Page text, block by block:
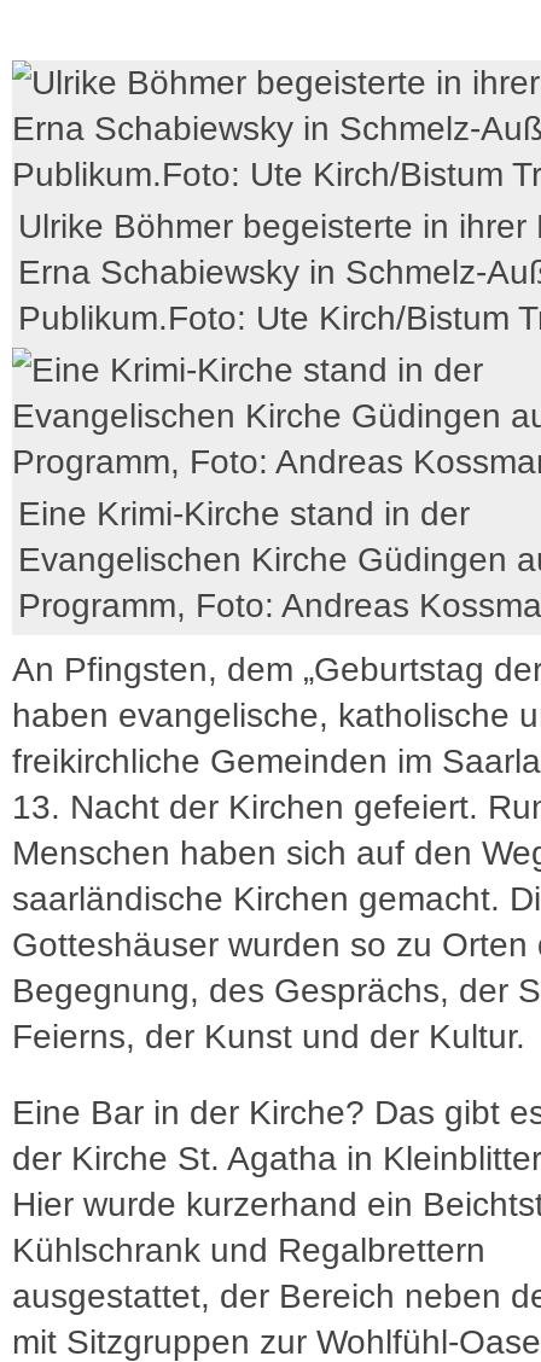
Ulrike Böhmer begeisterte in ihrer
Erna Schabiewsky in Schmelz-
Publikum.Foto: Ute Kirch/Bistum
Eine Krimi-Kirche stand in der
Evangelischen Kirche Güdingen
Programm, Foto: Andreas
An Pfingsten, dem „Geburtstag
haben evangelische, katholische
freikirchliche Gemeinden im
13. Nacht der Kirchen gefeiert.
Menschen haben sich auf den
saarländische Kirchen gemacht.
Gotteshäuser wurden so zu Orten
Begegnung, des Gesprächs, der
Feierns, der Kunst und der Kultur.
Eine Bar in der Kirche? Das gibt
der Kirche St. Agatha in
Hier wurde kurzerhand ein
Kühlschrank und Regalbrettern
ausgestattet, der Bereich neben
mit Sitzgruppen zur Wohlfühl-